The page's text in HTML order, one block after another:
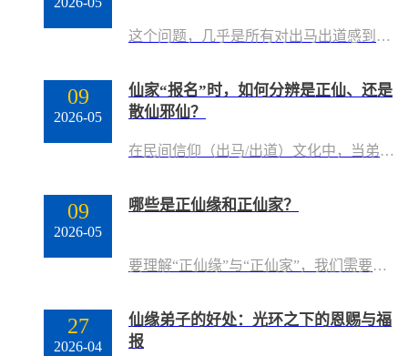
这个问题，几乎是所有对出马出道感到好奇的人，心里都会冒出来的疑问。它直白、尖锐，带着一丝狡黠的试探，也戳破了民间信仰里最隐秘的幻想。答案：在出马出道仙的信仰逻辑里，仙家能“感知”到偏财信息，但这种感知模糊、受限。而在现实中流传的“预测彩票/股票”案例，之所以大多不灵，根本原因在于：这不是仙家不灵，而是他们的能力模型、灵界的规则以及人世间因果福报的法则，从根本上就限制了这种事的发生。下面，我们将这个答案拆解开来，一层层看清背后的框架。一、仙家的“看事”原理：高维感知，而非数据分析首先要理解仙家是怎
09
2026-05
仙家“报名”时，如何分辨是正仙、还是
散仙邪仙？
在民间信仰（出马/出道）文化中，当弟子的缘分到了，需要“立堂口”或“安坛”时，最重要、也最凶险的一环，就是“报名”。所谓“报名”，就是仙家通过弟子的嘴，亲口说出自己的名号（如：胡翠花、黄天霸）、道行来历、以及擅长事项。然而，灵界复杂。不仅正仙会报名，一些层次低、甚至心怀不轨的灵体（散仙、游魂、精怪）也会趁机伪报，冒充上方仙或高道行的地仙，以求享受香火、窃取功德。能否在这关键的一步分辨真伪，直接决定了堂口是“正仙落座”还是“群魔乱舞”。一、 总纲：真实的报名，是“正气”而非“邪气”在讲具体分类之前
09
2026-05
哪些是正仙缘和正仙家？
要理解“正仙缘”与“正仙家”，我们需要先从“仙缘”的基本概念入手，进而区分仙家的不同类型与品级，最后辨析“正”与“非正”的核心界限。这不仅仅是一个关于“附体”或“通灵”的猎奇话题，其背后更深层的，是关于因果承负、心性修行以及人与自然界、灵性世界如何和谐共处的民间哲学观。一、 溯源：什么是“仙缘”与“仙家”？在道家和民间信仰中，“仙”并非单指天庭受封的正神。“仙”的概念很广，道教有天仙、神仙、地仙、人仙、鬼仙的划分。而我们常说的、与普通人产生交集的“仙家”，通常指在人间修行、尚未位列仙班的地仙（多
27
2026-04
仙缘弟子的好处：光环之下的恩赐与福
报